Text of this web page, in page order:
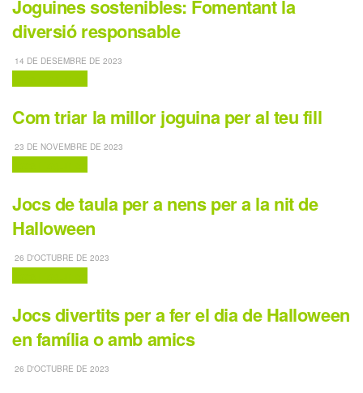
Joguines sostenibles: Fomentant la
diversió responsable
14 DE DESEMBRE DE 2023
Com triar la millor joguina per al teu fill
23 DE NOVEMBRE DE 2023
Jocs de taula per a nens per a la nit de
Halloween
26 D'OCTUBRE DE 2023
Jocs divertits per a fer el dia de Halloween
en família o amb amics
26 D'OCTUBRE DE 2023